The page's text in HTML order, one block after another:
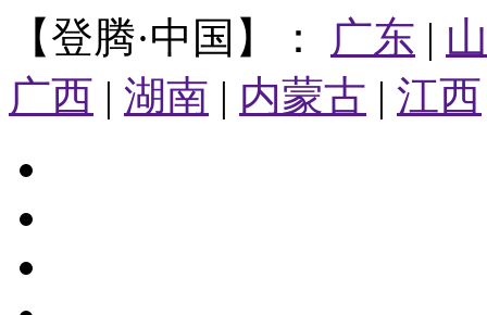
【登腾·中国】： 广东 |
广西 | 湖南 | 内蒙古 | 江西